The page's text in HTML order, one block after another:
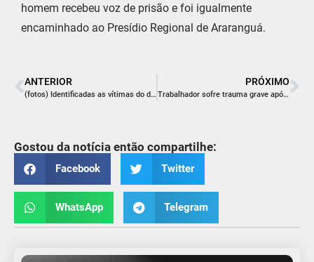
homem recebeu voz de prisão e foi igualmente
encaminhado ao Presídio Regional de Araranguá.
ANTERIOR
(fotos) Identificadas as vítimas do duplo homicídio em Criciúma
PRÓXIMO
Trabalhador sofre trauma grave após árvore cair sobre ele
Gostou da notícia então compartilhe:
Facebook Twitter
WhatsApp Telegram